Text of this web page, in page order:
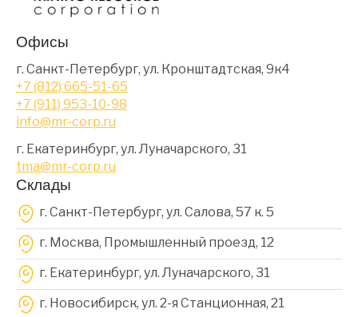
Офисы
г. Санкт-Петербург, ул. Кронштадтская, 9к4
+7 (812) 665-51-65
+7 (911) 953-10-98
info@mr-corp.ru
г. Екатеринбург, ул. Луначарского, 31
tma@mr-corp.ru
Склады
г. Санкт-Петербург, ул. Салова, 57 к. 5
г. Москва, Промышленный проезд, 12
г. Екатеринбург, ул. Луначарского, 31
г. Новосибирск, ул. 2-я Станционная, 21